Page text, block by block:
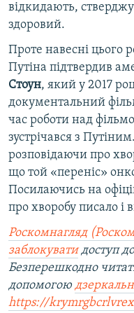
відкидають,
здоровий.
Проте навесні цього
Путіна підтвердив
Стоун, який у 2017
документальний
час роботи над
зустрічався з
розповідаючи про
що той «переніс»
Посилаючись на
про хворобу писало і
Роскомнагляд
заблокуватидоступ
Безперешкодно
допомогою
https://